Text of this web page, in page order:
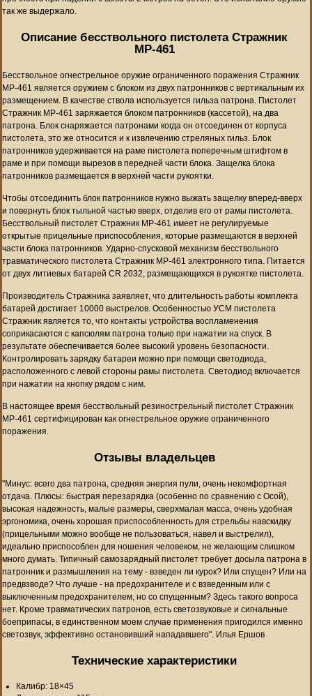
так же выдержало.
Описание бесствольного пистолета Стражник
МР-461
Бесствольное огнестрельное оружие ограниченного поражения Стражник
МР-461 является оружием с блоком из двух патронников с вертикальным их
размещением. В качестве ствола используется гильза патрона. Пистолет
Стражник МР-461 заряжается блоком патронников (кассетой), на два
патрона. Блок снаряжается патронами когда он отсоединен от корпуса
пистолета, это же относится и к извлечению стреляных гильз. Блок
патронников удерживается на раме пистолета поперечным штифтом в
раме и при помощи вырезов в передней части блока. Защелка блока
патронников размещается в верхней части рукоятки.
Чтобы отсоединить блок патронников нужно выжать защелку вперед-вверх
и повернуть блок тыльной частью вверх, отделив его от рамы пистолета.
Бесствольный пистолет Стражник МР-461 имеет не регулируемые
открытые прицельные приспособления, которые размещаются в верхней
части блока патронников. Ударно-спусковой механизм бесствольного
травматического пистолета Стражник МР-461 электронного типа. Питается
от двух литиевых батарей CR 2032, размещающихся в рукоятке пистолета.
Производитель Стражника заявляет, что длительность работы комплекта
батарей достигает 10000 выстрелов. Особенностью УСМ пистолета
Стражник является то, что контакты устройства воспламенения
соприкасаются с капсюлям патрона только при нажатии на спуск. В
результате обеспечивается более высокий уровень безопасности.
Контролировать зарядку батареи можно при помощи светодиода,
расположенного с левой стороны рамы пистолета. Светодиод включается
при нажатии на кнопку рядом с ним.
В настоящее время бесствольный резинострельный пистолет Стражник
МР-461 сертифицирован как огнестрельное оружие ограниченного
поражения.
Отзывы владельцев
"Минус: всего два патрона, средняя энергия пули, очень некомфортная
отдача. Плюсы: быстрая перезарядка (особенно по сравнению с Осой),
высокая надежность, малые размеры, сверхмалая масса, очень удобная
эргономика, очень хорошая приспособленность для стрельбы навскидку
(прицельными можно вообще не пользоваться, навел и выстрелил),
идеально приспособлен для ношения человеком, не желающим слишком
много думать. Типичный самозарядный пистолет требует досыла патрона в
патронник и размышления на тему - взведен ли курок? Или спущен? Или на
предвзводе? Что лучше - на предохранителе и с взведенным или с
выключенным предохранителем, но со спущенным? Здесь такого вопроса
нет. Кроме травматических патронов, есть светозвуковые и сигнальные
боеприпасы, в единственном моем случае применения пригодился именно
светозвук, эффективно остановивший нападавшего". Илья Ершов
Технические характеристики
Калибр: 18×45